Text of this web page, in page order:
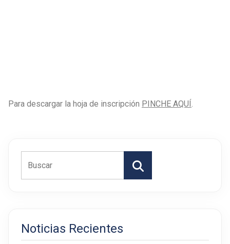
Para descargar la hoja de inscripción PINCHE AQUÍ .
Buscar
Noticias Recientes